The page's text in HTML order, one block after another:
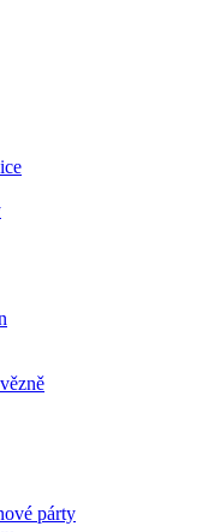
párty